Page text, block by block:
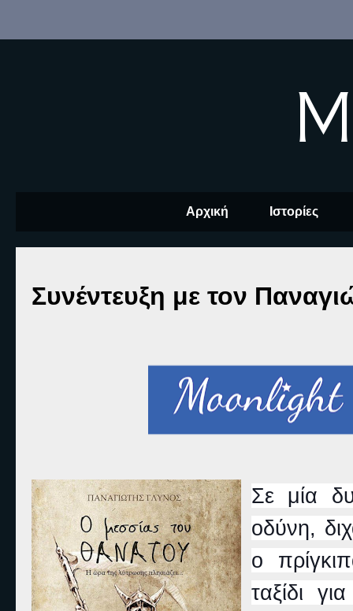
Αρχική Ιστορίες
Συνέντευξη με τον
Σε μία
οδύνη,
ο
ταξίδι